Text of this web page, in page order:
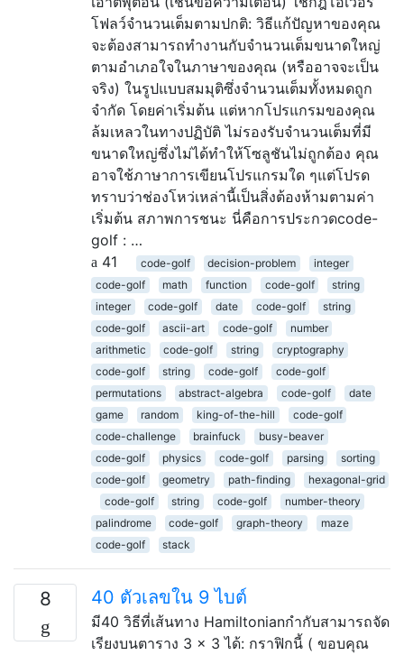
โฟลว์จำนวนเต็มตามปกติ: วิธีแก้ปัญหาของคุณ
จะต้องสามารถทำงานกับจำนวนเต็มขนาดใหญ่
ตามอำเภอใจในภาษาของคุณ (หรืออาจจะเป็น
จริง) ในรูปแบบสมมุติซึ่งจำนวนเต็มทั้งหมดถูก
จำกัด โดยค่าเริ่มต้น แต่หากโปรแกรมของคุณ
ล้มเหลวในทางปฏิบัติ ไม่รองรับจำนวนเต็มที่มี
ขนาดใหญ่ซึ่งไม่ได้ทำให้โซลูชันไม่ถูกต้อง คุณ
อาจใช้ภาษาการเขียนโปรแกรมใด ๆแต่โปรด
ทราบว่าช่องโหว่เหล่านี้เป็นสิ่งต้องห้ามตามค่า
เริ่มต้น สภาพการชนะ นี่คือการประกวดcode-
golf : …
41
code-golf decision-problem
integer
code-golf
math function code-golf
string
integer
code-golf date code-golf
string
code-golf
ascii-art code-golf
number
arithmetic
code-golf string
cryptography
code-golf
string code-golf
code-golf
permutations
abstract-algebra code-golf
date
game
random king-of-the-hill
code-golf
code-challenge
brainfuck
busy-beaver
code-golf
physics code-golf parsing
sorting
code-golf
geometry path-finding
hexagonal-grid
code-golf
string code-golf
number-theory
palindrome
code-golf graph-theory
maze
code-golf
stack
8 40 ตัวเลขใน 9 ไบต์
มี40 วิธีที่เส้นทาง Hamiltonianกำกับสามารถจัด
เรียงบนตาราง 3 × 3 ได้: กราฟิกนี้ ( ขอบคุณ